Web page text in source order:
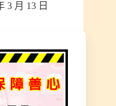
3 月 13 日
闆因身體健康
佳、前陣子住